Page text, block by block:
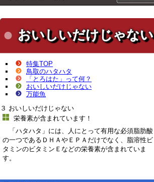
おいしいだけじゃない
特集TOP
鳥取のハタハタ
「とろはた」って何？
おいしいだけじゃない
万能魚
３ おいしいだけじゃない
栄養素が含まれています！
「ハタハタ」には、人にとって有用な必須脂肪酸
の一つであるＤＨＡやＥＰＡだけでなく、脂溶性ビ
タミンのビタミンＥなどの栄養素が含まれていま
す。